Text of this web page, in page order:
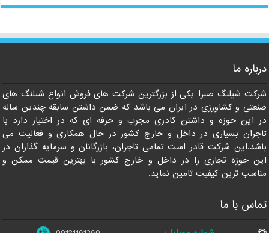
درباره ما
شرکت شیلنگ صبرا یکی از بزرگترین شرکت های فروش انواع شیلنگ های
صنعتی و کشاورزی در ایران می باشد که ضمن داشتن سابقه چندین ساله
در این حوزه و داشتن کادری مجرب و حرفه ای که در اختیار دارد با
تاجران بسیاری در داخل و خارج کشور در حال همکاری و فعالیت می
باشد.این شرکت قادر است تمامی تاجران، بازرگانان و سرمایه گذاران در
این حوزه تجاری را در داخل و خارج کشور با بهترین قیمت ممکن و
مناسب ترین کیفیت تامین نماید.
تماس با ما